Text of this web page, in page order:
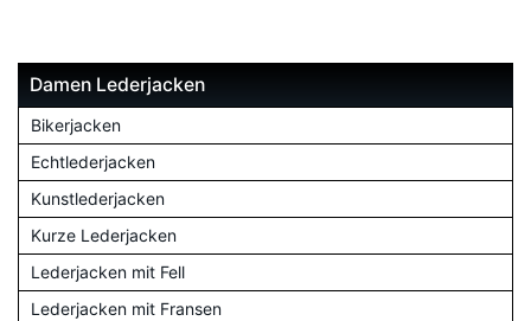
Damen Lederjacken
Bikerjacken
Echtlederjacken
Kunstlederjacken
Kurze Lederjacken
Lederjacken mit Fell
Lederjacken mit Fransen